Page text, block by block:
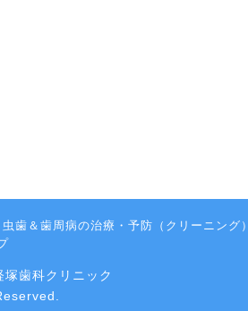
虫歯＆歯周病の治療・予防（クリーニング）
歯科クリニック